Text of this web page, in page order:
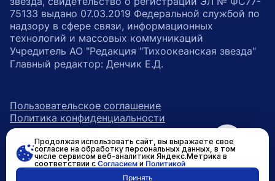
75133 выдано 07.03.2019 Федеральной службой по
надзору в сфере связи, информационных
технологий и массовых коммуникаций
Учредитель АО "Редакция "Тихоокеанская звезда"
Главный редактор: Денчик Е.Д.
Пользовательское соглашение
Политика конфиденциальности
ссылка на главную
возрастное ограничение 16+
ссылка на страницу в Вконтакте
ссылка на страницу в
ссылка на канал в
Продолжая использовать сайт, вы выражаете свое
согласие на обработку персональных данных, в том
числе сервисом веб-аналитики Яндекс.Метрика в
соответствии с Согласиеми Политикой
Принять